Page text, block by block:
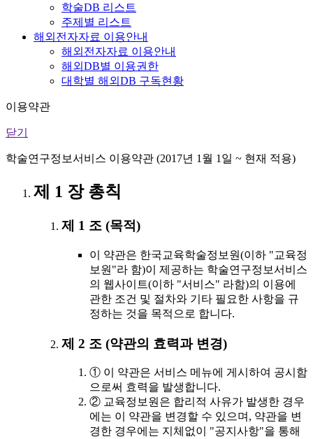
학술DB 리스트
주제별 리스트
해외전자자료 이용안내
해외전자자료 이용안내
해외DB별 이용권한
대학별 해외DB 구독현황
이용약관
닫기
학술연구정보서비스 이용약관 (2017년 1월 1일 ~ 현재 적용)
제 1 장 총칙
제 1 조 (목적)
이 약관은 한국교육학술정보원(이하 "교육정
보원"라 함)이 제공하는 학술연구정보서비스
의 웹사이트(이하 "서비스" 라함)의 이용에
관한 조건 및 절차와 기타 필요한 사항을 규
정하는 것을 목적으로 합니다.
제 2 조 (약관의 효력과 변경)
① 이 약관은 서비스 메뉴에 게시하여 공시함
으로써 효력을 발생합니다.
② 교육정보원은 합리적 사유가 발생한 경우
에는 이 약관을 변경할 수 있으며, 약관을 변
경한 경우에는 지체없이 "공지사항"을 통해